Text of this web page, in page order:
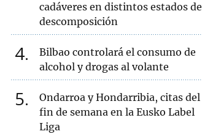
cadáveres en distintos estados de
descomposición
4
Bilbao controlará el consumo de
alcohol y drogas al volante
5
Ondarroa y Hondarribia, citas del
fin de semana en la Eusko Label
Liga